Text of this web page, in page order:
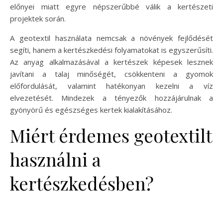
előnyei miatt egyre népszerűbbé válik a kertészeti
projektek során.
A geotextil használata nemcsak a növények fejlődését
segíti, hanem a kertészkedési folyamatokat is egyszerűsíti.
Az anyag alkalmazásával a kertészek képesek lesznek
javítani a talaj minőségét, csökkenteni a gyomok
előfordulását, valamint hatékonyan kezelni a víz
elvezetését. Mindezek a tényezők hozzájárulnak a
gyönyörű és egészséges kertek kialakításához.
Miért érdemes geotextilt
használni a
kertészkedésben?